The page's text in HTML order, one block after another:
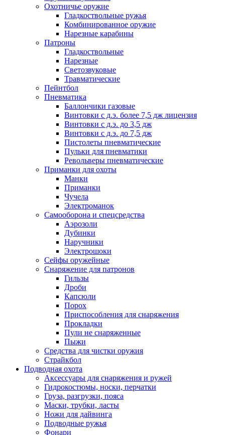
Охотничье оружие
Гладкоствольные ружья
Комбинированное оружие
Нарезные карабины
Патроны
Гладкоствольные
Нарезные
Светозвуковые
Травматические
Пейнтбол
Пневматика
Баллончики газовые
Винтовки с д.э. более 7,5 дж лицензия
Винтовки с д.э. до 3,5 дж
Винтовки с д.э. до 7,5 дж
Пистолеты пневматические
Пульки для пневматики
Револьверы пневматические
Приманки для охоты
Манки
Приманки
Чучела
Электроманок
Самооборона и спецсредства
Аэрозоли
Дубинки
Наручники
Электрошоки
Сейфы оружейные
Снаряжение для патронов
Гильзы
Дроби
Капсюли
Порох
Приспособления для снаряжения
Прокладки
Пули не снаряженные
Пыжи
Средства для чистки оружия
Страйкбол
Подводная охота
Аксессуары для снаряжения и ружей
Гидрокостюмы, носки, перчатки
Груза, разгрузки, пояса
Маски, трубки, ласты
Ножи для дайвинга
Подводные ружья
Фонари